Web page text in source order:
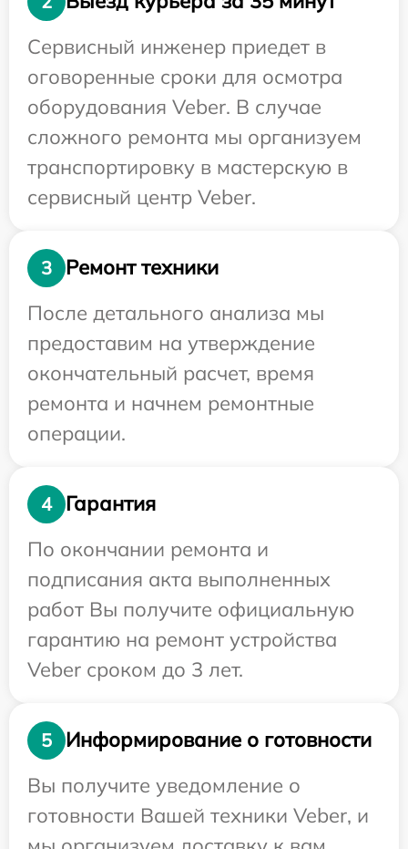
Сервисный инженер приедет в
оговоренные сроки для осмотра
оборудования Veber. В случае
сложного ремонта мы организуем
транспортировку в мастерскую в
сервисный центр Veber.
3
Ремонт техники
После детального анализа мы
предоставим на утверждение
окончательный расчет, время
ремонта и начнем ремонтные
операции.
4
Гарантия
По окончании ремонта и
подписания акта выполненных
работ Вы получите официальную
гарантию на ремонт устройства
Veber сроком до 3 лет.
5
Информирование о готовности
Вы получите уведомление о
готовности Вашей техники Veber, и